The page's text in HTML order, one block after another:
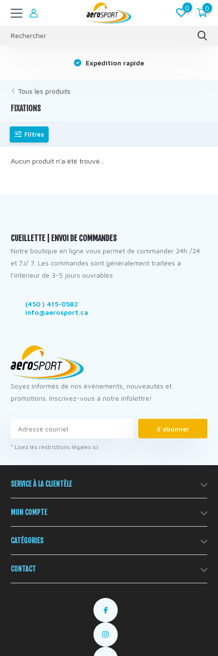
0 0
Expédition rapide
Tous les produits
FIXATIONS
Filtres
Aucun produit n'a été trouvé...
CUEILLETTE | ENVOI DE COMMANDES
Notre boutique en ligne vous permet de commander 24h /24
et 7J/ 7. Les commandes sont généralement traitées à
l’intérieur de 3-5 jours ouvrables
(450 ) 415-0582
info@aerosport.ca
Soyez informés de nos événements, nouveautés et
promotions. Inscrivez-vous à notre infolettre!
S'abonner
* Lisez les restrictions légales ici
SERVICE À LA CLIENTÈLE
MON COMPTE
CATÉGORIES
CONTACT